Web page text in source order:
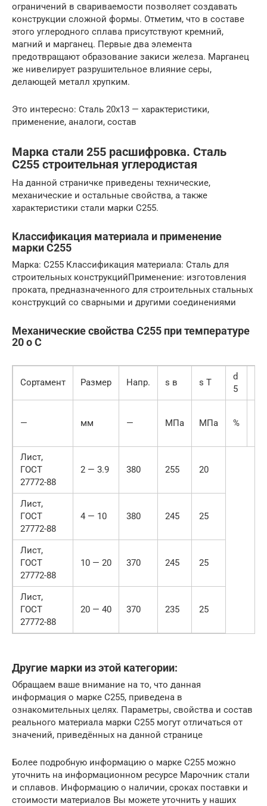
ограничений в свариваемости позволяет создавать
конструкции сложной формы. Отметим, что в составе
этого углеродного сплава присутствуют кремний,
магний и марганец. Первые два элемента
предотвращают образование закиси железа. Марганец
же нивелирует разрушительное влияние серы,
делающей металл хрупким.
Это интересно: Сталь 20х13 — характеристики,
применение, аналоги, состав
Марка стали 255 расшифровка. Сталь
С255 строительная углеродистая
На данной страничке приведены технические,
механические и остальные свойства, а также
характеристики стали марки С255.
Классификация материала и применение
марки С255
Марка: С255 Классификация материала: Сталь для
строительных конструкцийПрименение: изготовления
проката, предназначенного для строительных стальных
конструкций со сварными и другими соединениями
Механические свойства С255 при температуре
20 o С
Сортамент Размер Напр. s в s T
d
5
— мм — МПа МПа %
Лист,
ГОСТ
27772-88
2 — 3.9 380 255 20
Лист,
ГОСТ
27772-88
4 — 10 380 245 25
Лист,
ГОСТ
27772-88
10 — 20 370 245 25
Лист,
ГОСТ
27772-88
20 — 40 370 235 25
Другие марки из этой категории:
Обращаем ваше внимание на то, что данная
информация о марке С255, приведена в
ознакомительных целях. Параметры, свойства и состав
реального материала марки С255 могут отличаться от
значений, приведённых на данной странице
Более подробную информацию о марке С255 можно
уточнить на информационном ресурсе Марочник стали
и сплавов. Информацию о наличии, сроках поставки и
стоимости материалов Вы можете уточнить у наших